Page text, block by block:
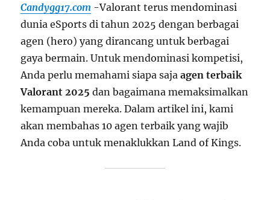
Candygg17.com -Valorant terus mendominasi
dunia eSports di tahun 2025 dengan berbagai
agen (hero) yang dirancang untuk berbagai
gaya bermain. Untuk mendominasi kompetisi,
Anda perlu memahami siapa sajaagen terbaik
Valorant 2025 dan bagaimana memaksimalkan
kemampuan mereka. Dalam artikel ini, kami
akan membahas 10 agen terbaik yang wajib
Anda coba untuk menaklukkan Land of Kings.